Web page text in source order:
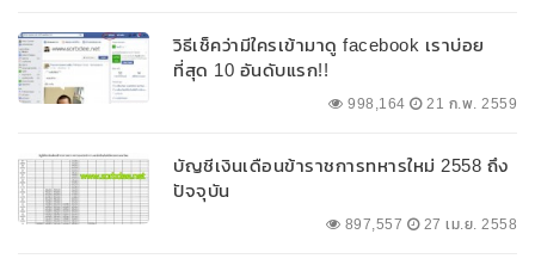
วิธีเช็คว่ามีใครเข้ามาดู facebook เราบ่อย
ที่สุด 10 อันดับแรก!!
998,164 21 ก.พ. 2559
บัญชีเงินเดือนข้าราชการทหารใหม่ 2558 ถึง
ปัจจุบัน
897,557 27 เม.ย. 2558